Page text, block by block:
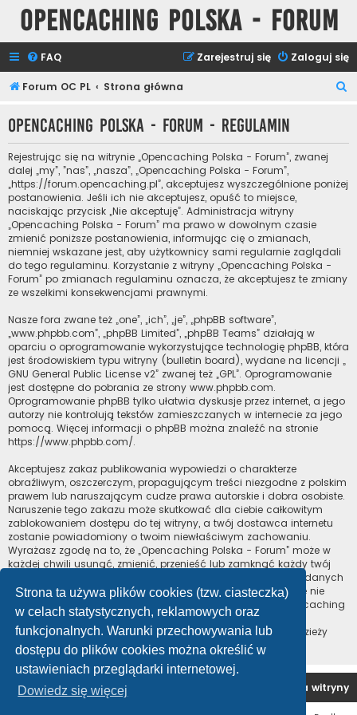
Strona ta używa plików cookies (tzw. ciasteczka)
w celach statystycznych, reklamowych oraz
funkcjonalnych. Warunki przechowywania lub
dostępu do plików cookies można określić w
ustawieniach przeglądarki internetowej.
Dowiedz się więcej
Opencaching Polska - Forum
FAQ Zaloguj się
Zarejestruj się
Forum OC PL Strona główna
k
Opencaching Polska - Forum - Regulamin
Rejestrując się na witrynie „Opencaching Polska - Forum”, zwanej
dalej „my”, ”nas”, „nasza”, „Opencaching Polska - Forum”,
„https://forum.opencaching.pl”, akceptujesz wyszczególnione poniżej
postanowienia. Jeśli ich nie akceptujesz, opuść to miejsce,
naciskając przycisk „Nie akceptuję”. Administracja witryny
„Opencaching Polska - Forum” ma prawo w dowolnym czasie
zmienić poniższe postanowienia, informując cię o zmianach,
niemniej wskazane jest, aby użytkownicy sami regularnie zaglądali
do tego regulaminu. Korzystanie z witryny „Opencaching Polska -
Forum” po zmianach regulaminu oznacza, że akceptujesz te zmiany
ze wszelkimi konsekwencjami prawnymi.
Nasze fora zwane też „one”, „ich”, „je”, „phpBB software”,
„www.phpbb.com”, „phpBB Limited”, „phpBB Teams” działają w
oparciu o oprogramowanie wykorzystujące technologię phpBB, która
jest środowiskiem typu witryny (bulletin board), wydane na licencji „
GNU General Public License v2” zwanej też „GPL”. Oprogramowanie
jest dostępne do pobrania ze strony www.phpbb.com.
Oprogramowanie phpBB tylko ułatwia dyskusje przez internet, a jego
autorzy nie kontrolują tekstów zamieszczanych w internecie za jego
pomocą. Więcej informacji o phpBB można znaleźć na stronie
https://www.phpbb.com/.
Akceptujesz zakaz publikowania wypowiedzi o charakterze
obraźliwym, oszczerczym, propagującym treści niezgodne z polskim
prawem lub naruszającym cudze prawa autorskie i dobra osobiste.
Naruszenie tego zakazu może skutkować dla ciebie całkowitym
zablokowaniem dostępu do tej witryny, a twój dostawca internetu
zostanie powiadomiony o twoim niewłaściwym zachowaniu.
Wyrażasz zgodę na to, że „Opencaching Polska - Forum” może w
każdej chwili usunąć, zmienić, przenieść lub zamknąć każdy twój
temat, post. Wyrażasz zgodę na zapisywanie wszystkich podanych
przez ciebie informacji w naszej bazie danych. Informacje te nie
będą przekazywane nikomu bez twojej zgody, ale ani „Opencaching
Polska - Forum”, ani phpBB nie ponosi odpowiedzialności za
włamania do witryny, podczas których może dojść do kradzieży
danych.
Forum OC PL Strona główna Usuń ciasteczka witryny